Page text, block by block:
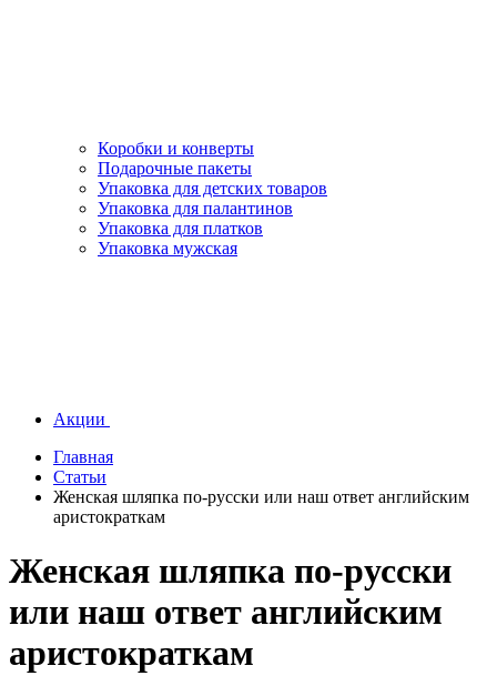
Коробки и конверты
Подарочные пакеты
Упаковка для детских товаров
Упаковка для палантинов
Упаковка для платков
Упаковка мужская
Акции
Главная
Статьи
Женская шляпка по-русски или наш ответ английским
аристократкам
Женская шляпка по-русски
или наш ответ английским
аристократкам